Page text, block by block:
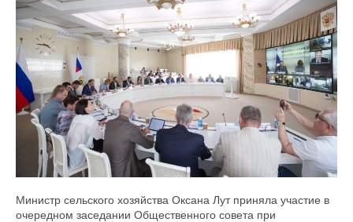
Министр сельского хозяйства Оксана Лут приняла участие в
очередном заседании Общественного совета при